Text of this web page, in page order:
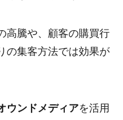
高騰や、顧客の購買行
の集客方法では効果が
ウンドメディアを活用